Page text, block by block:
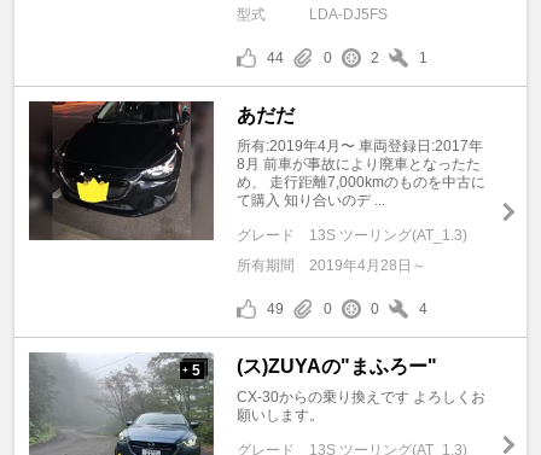
型式 LDA-DJ5FS
44 0 2 1
あだだ
所有:2019年4月〜 車両登録日:2017年
8月 前車が事故により廃車となったた
め、 走行距離7,000kmのものを中古に
て購入 知り合いのデ ...
グレード
13S ツーリング(AT_1.3)
所有期間
2019年4月28日～
49 0 0 4
+ 5 (ス)ZUYAの"まふろー"
CX-30からの乗り換えです よろしくお
願いします。
グレード
13S ツーリング(AT_1.3)